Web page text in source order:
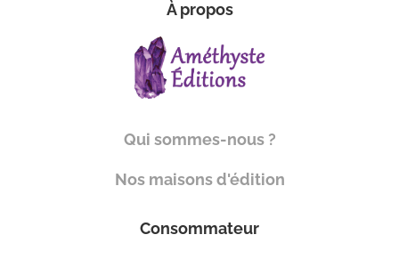
À propos
Qui sommes-nous ?
Nos maisons d'édition
Consommateur